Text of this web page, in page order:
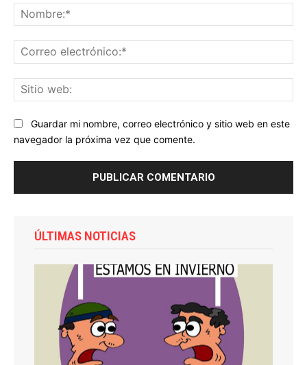
Guardar mi nombre, correo electrónico y sitio web en este
navegador la próxima vez que comente.
ÚLTIMAS NOTICIAS